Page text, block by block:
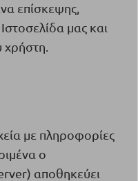
επίσκεψης,
μας και
με πληροφορίες
ο
) αποθηκεύει